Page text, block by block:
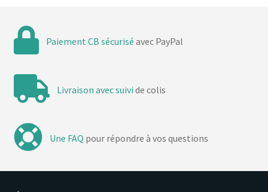
Paiement CB sécurisé avec PayPal
Livraison avec suivi de colis
Une FAQ pour répondre à vos questions